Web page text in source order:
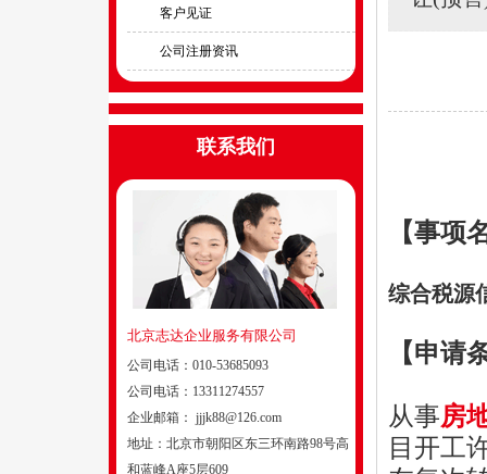
【事项
综合税源
【申请
从事房
目开工
客户见证
公司注册资讯
联系我们
北京志达企业服务有限公司
公司电话： 010-53685093
公司电话： 13311274557
企业邮箱： jjjk88@126.com
地址： 北京市朝阳区东三环南路98号高
和蓝峰A座5层609